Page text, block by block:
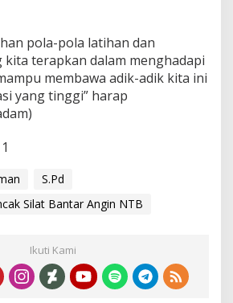
pola-pola latihan dan
kita terapkan dalam menghadapi
membawa adik-adik kita ini
yang tinggi” harap
S.Pd
Silat Bantar Angin NTB
Ikuti Kami